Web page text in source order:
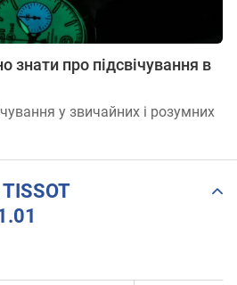
знати про підсвічування в
у звичайних і розумних